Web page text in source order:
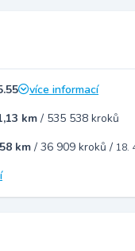
více informací
km / 535 538 kroků
km / 36 909 kroků / 18.